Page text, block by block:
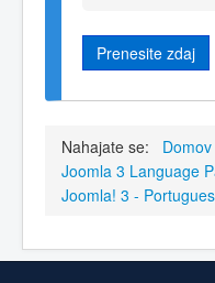
Prenesite zdaj
Nahajate se: Domov
Joomla 3 Language
Joomla! 3 -